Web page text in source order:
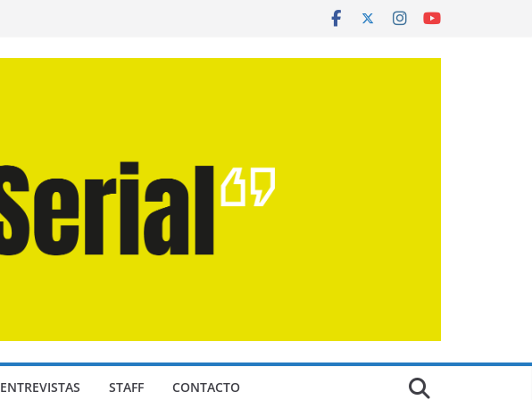
ENTREVISTAS STAFF CONTACTO